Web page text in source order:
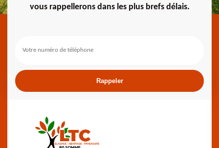
vous rappellerons dans les plus brefs délais.